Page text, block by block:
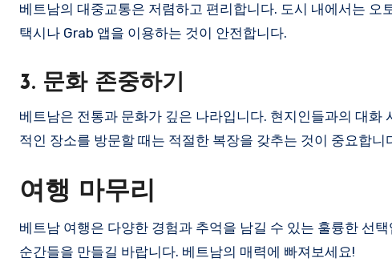
베트남의 대중교통은 저렴하고 편리합니다. 도시 내에서는
택시나 Grab 앱을 이용하는 것이 안전합니다.
3. 문화 존중하기
베트남은 전통과 문화가 깊은 나라입니다. 현지인들과의 대
적인 장소를 방문할 때는 적절한 복장을 갖추는 것이 중요합니
여행 마무리
베트남 여행은 다양한 경험과 추억을 남길 수 있는 훌륭한 선
순간들을 만들길 바랍니다. 베트남의 매력에 빠져보세요!